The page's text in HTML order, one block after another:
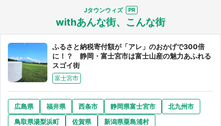
Jタウンウィズ
withあんな街、こんな街
ふるさと納税寄付額が「アレ」のおかげで300倍
に！？ 静岡・富士宮市は富士山産の魅力あふれる
スゴイ街
富士宮市
広島県 福井県 西条市 静岡県富士宮市
北九州市
鳥取県湯梨浜町
佐賀県 新潟県粟島浦村